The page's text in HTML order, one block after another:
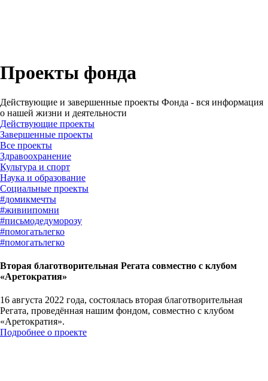
Проекты фонда
Действующие и завершенные проекты Фонда - вся информация
о нашей жизни и деятельности
Действующие проекты
Завершенные проекты
#домикмечты
#живиипомни
#письмодедуморозу
#помогатьлегко
#помогатьлегко
Вторая благотворительная Регата совместно с клубом
«Аретократия»
16 августа 2022 года, состоялась вторая благотворительная
Регата, проведённая нашим фондом, совместно с клубом
«Аретократия».
Подробнее о проекте